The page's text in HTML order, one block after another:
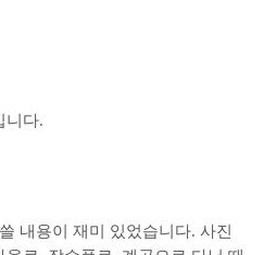
니다.
내용이 재미 있었습니다. 사진